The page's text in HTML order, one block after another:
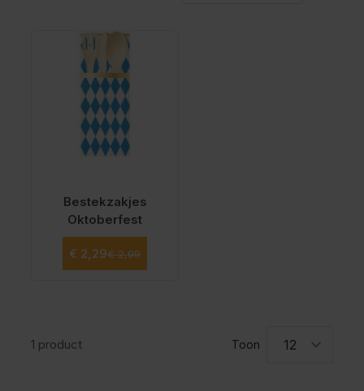
Bestekzakjes
Oktoberfest
Speciale prijs
€ 2,29Normale prijs
€ 2,99
1 product Toon